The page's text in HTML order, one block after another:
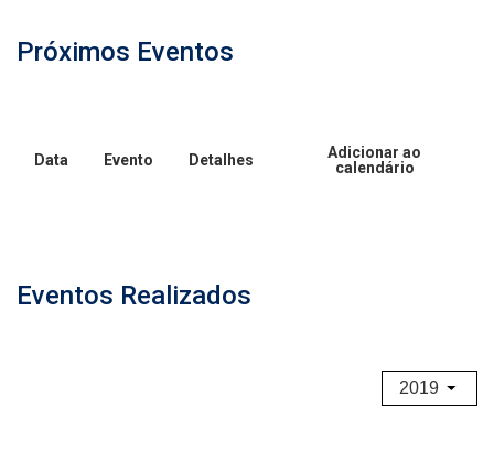
Próximos Eventos
Data Evento Detalhes
Adicionar ao
calendário
Eventos Realizados